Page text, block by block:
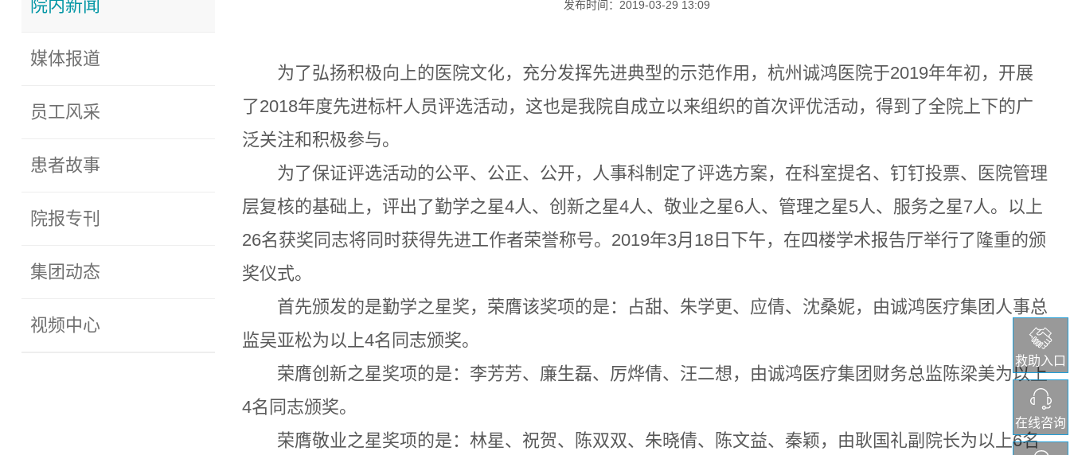
救助入口
在线咨询
院内新闻
媒体报道
员工风采
患者故事
院报专刊
集团动态
视频中心
发布时间：2019-03-29 13:09
为了弘扬积极向上的医院文化，充分发挥先进典型的示范作用，杭州诚鸿医院于2019年年初，开展
了2018年度先进标杆人员评选活动，这也是我院自成立以来组织的首次评优活动，得到了全院上下的广
泛关注和积极参与。
为了保证评选活动的公平、公正、公开，人事科制定了评选方案，在科室提名、钉钉投票、医院管理
层复核的基础上，评出了勤学之星4人、创新之星4人、敬业之星6人、管理之星5人、服务之星7人。以上
26名获奖同志将同时获得先进工作者荣誉称号。2019年3月18日下午，在四楼学术报告厅举行了隆重的颁
奖仪式。
首先颁发的是勤学之星奖，荣膺该奖项的是：占甜、朱学更、应倩、沈桑妮，由诚鸿医疗集团人事总
监吴亚松为以上4名同志颁奖。
荣膺创新之星奖项的是：李芳芳、廉生磊、厉烨倩、汪二想，由诚鸿医疗集团财务总监陈梁美为以上
4名同志颁奖。
荣膺敬业之星奖项的是：林星、祝贺、陈双双、朱晓倩、陈文益、秦颖，由耿国礼副院长为以上6名